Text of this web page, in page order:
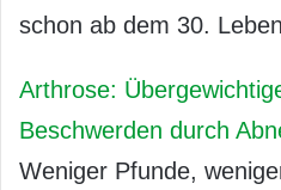
schon ab dem 30.
Arthrose:
Beschwerden durch
Weniger Pfunde,